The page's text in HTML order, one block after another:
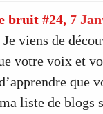
bruit #24, 7
viens de
votre voix et
que
liste de blogs